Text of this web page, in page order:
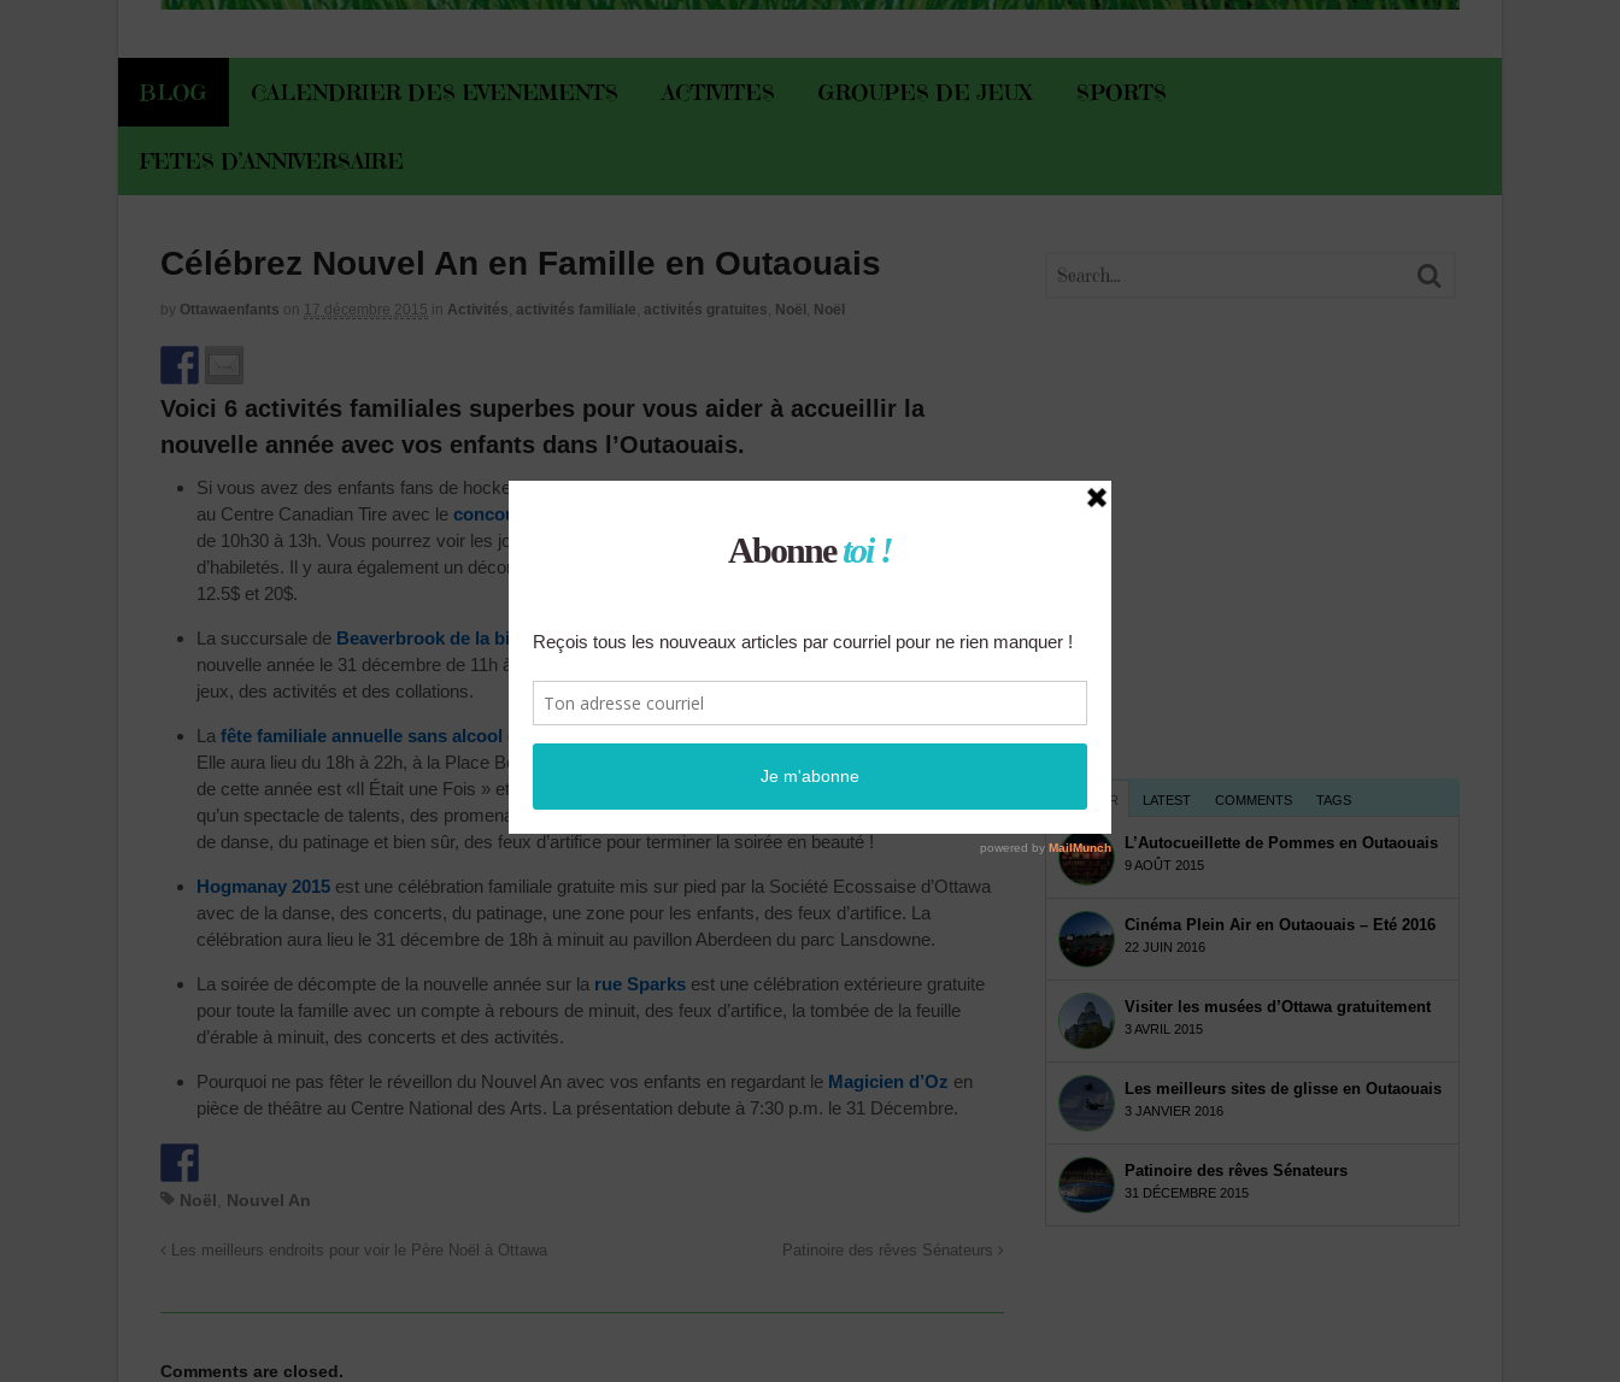
BLOG CALENDRIER DES EVENEMENTS ACTIVITES GROUPES DE JEUX SPORTS
FETES D’ANNIVERSAIRE
Célébrez Nouvel An en Famille en Outaouais
by Ottawaenfants on 17 décembre 2015 in Activités, activités familiale, activités gratuites, Noël, Noël
Voici 6 activités familiales superbes pour vous aider à accueillir la
nouvelle année avec vos enfants dans l’Outaouais.
Si vous avez des enfants fans de hockey et des Sénateurs d’Ottawa, venez célébrer la nouvelle année
au Centre Canadian Tire avec le concours des habiletés des Sénateurs
de 10h30 à 13h. Vous pourrez voir les joueurs des Sénateurs se confronter dans diverses épreuves
d’habiletés. Il y aura également un décompte vers la nouvelle année à midi. Les billets coutent entre
12.5$ et 20$.
La succursale de Beaverbrook de la bibliothèque d’Ottawa(2500 Campeau) organise une fête de la
nouvelle année le 31 décembre de 11h à 12h30 avec un décompte de la nouvelle année à midi, des
jeux, des activités et des collations.
La fête familiale annuelle sans alcool de Rick Chiarelli
Elle aura lieu du 18h à 22h, à la Place Ben Franklin sur la promenade Centrepointe à Ottawa. Le thème
de cette année est «Il Était une Fois » et propose une tonne d’activités gratuites pour les enfants tel
qu’un spectacle de talents, des promenades en traîneau, de la musique, des spectacles de magie et
de danse, du patinage et bien sûr, des feux d’artifice pour terminer la soirée en beauté !
Hogmanay 2015 est une célébration familiale gratuite mis sur pied par la Société Ecossaise d’Ottawa
avec de la danse, des concerts, du patinage, une zone pour les enfants, des feux d’artifice. La
célébration aura lieu le 31 décembre de 18h à minuit au pavillon Aberdeen du parc Lansdowne.
La soirée de décompte de la nouvelle année sur la rue Sparks est une célébration extérieure gratuite
pour toute la famille avec un compte à rebours de minuit, des feux d’artifice, la tombée de la feuille
d’érable à minuit, des concerts et des activités.
Pourquoi ne pas fêter le réveillon du Nouvel An avec vos enfants en regardant le Magicien d’Oz en
pièce de théâtre au Centre National des Arts. La présentation debute à 7:30 p.m. le 31 Décembre.
Noël Nouvel An
Les meilleurs endroits pour voir le Père Noël à Ottawa Patinoire des rêves Sénateurs
Comments are closed.
POPULAR LATEST COMMENTS TAGS
L’Autocueillette de Pommes en Outaouais
9 AOÛT 2015
Cinéma Plein Air en Outaouais – Eté 2016
22 JUIN 2016
Visiter les musées d’Ottawa gratuitement
3 AVRIL 2015
Les meilleurs sites de glisse en Outaouais
3 JANVIER 2016
Patinoire des rêves Sénateurs
31 DÉCEMBRE 2015